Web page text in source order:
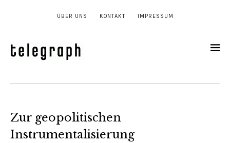
ÜBER UNS KONTAKT IMPRESSUM
Zur geopolitischen
Instrumentalisierung